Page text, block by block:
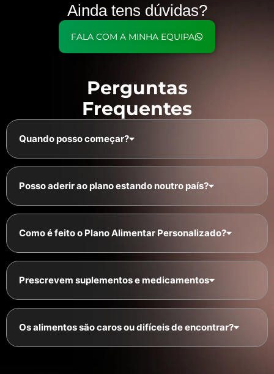
Ainda tens dúvidas?
FALA COM A MINHA EQUIPA
Perguntas
Frequentes
Quando posso começar?
Posso aderir ao plano estando noutro país?
Como é feito o Plano Alimentar Personalizado?
Prescrevem suplementos e medicamentos
Os alimentos são caros ou difíceis de encontrar?